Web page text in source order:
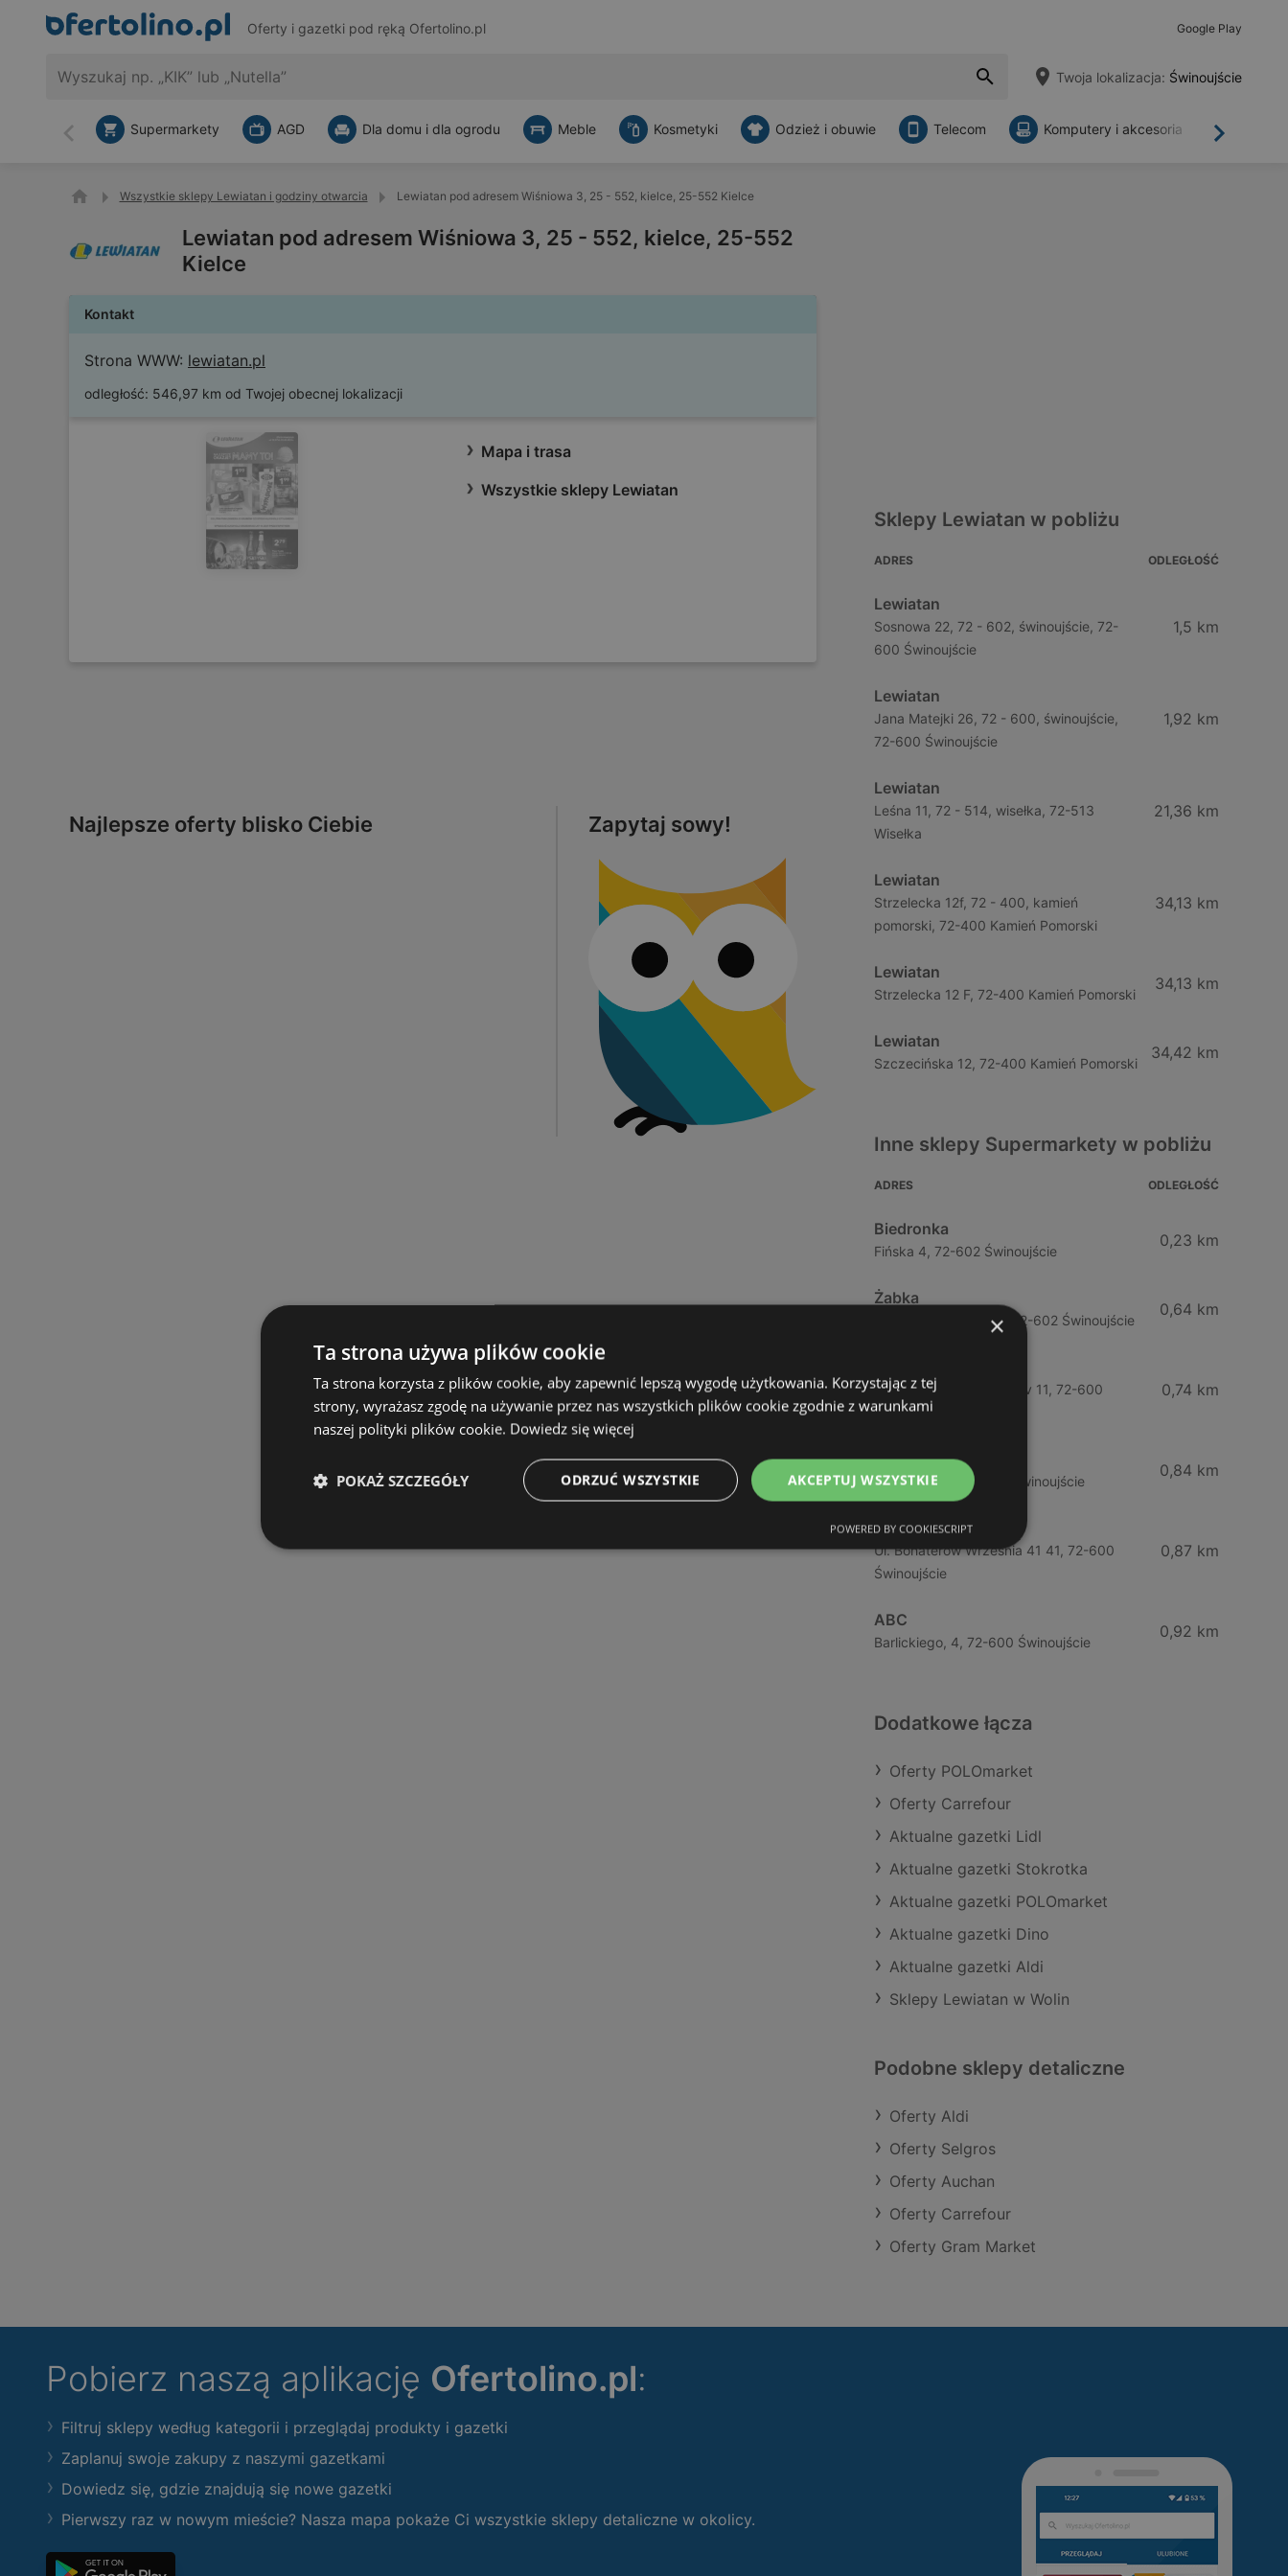
Oferty i gazetki pod ręką Ofertolino.pl Google Play
Twoja lokalizacja: Świnoujście
Wstecz Dalej
Supermarkety AGD Dla domu i dla ogrodu Meble Kosmetyki Odzież i obuwie Telecom Komputery i akcesoria
Wszystkie sklepy Lewiatan i godziny otwarcia Lewiatan pod adresem Wiśniowa 3, 25 - 552, kielce, 25-552 Kielce
Lewiatan pod adresem Wiśniowa 3, 25 - 552, kielce, 25-552
Kielce
Kontakt
Strona WWW: lewiatan.pl
odległość: 546,97 km od Twojej obecnej lokalizacji
Mapa i trasa
Wszystkie sklepy Lewiatan
Najlepsze oferty blisko Ciebie Zapytaj sowy!
Sklepy Lewiatan w pobliżu
ADRES ODLEGŁOŚĆ
Lewiatan
Sosnowa 22, 72 - 602, świnoujście, 72-
600 Świnoujście
1,5 km
Lewiatan
Jana Matejki 26, 72 - 600, świnoujście,
72-600 Świnoujście
1,92 km
Lewiatan
Leśna 11, 72 - 514, wisełka, 72-513
Wisełka
21,36 km
Lewiatan
Strzelecka 12f, 72 - 400, kamień
pomorski, 72-400 Kamień Pomorski
34,13 km
Lewiatan
Strzelecka 12 F, 72-400 Kamień Pomorski
34,13 km
Lewiatan
Szczecińska 12, 72-400 Kamień Pomorski
34,42 km
Inne sklepy Supermarkety w pobliżu
ADRES ODLEGŁOŚĆ
Biedronka
Fińska 4, 72-602 Świnoujście
0,23 km
Żabka
Ul. Barlickiego 4d / 2, 72-602 Świnoujście
0,64 km
Wybrzeze Władysława Iv 11, 72-600
Świnoujście
0,74 km
Biedronka
Chrobrego 9, 72-600 Świnoujście
0,84 km
Lidl
Ul. Bohaterów Września 41 41, 72-600
Świnoujście
0,87 km
ABC
Barlickiego, 4, 72-600 Świnoujście
0,92 km
Dodatkowe łącza
Oferty POLOmarket
Oferty Carrefour
Aktualne gazetki Lidl
Aktualne gazetki Stokrotka
Aktualne gazetki POLOmarket
Aktualne gazetki Dino
Aktualne gazetki Aldi
Sklepy Lewiatan w Wolin
Podobne sklepy detaliczne
Oferty Aldi
Oferty Selgros
Oferty Auchan
Oferty Carrefour
Oferty Gram Market
Pobierz naszą aplikację Ofertolino.pl:
Filtruj sklepy według kategorii i przeglądaj produkty i gazetki
Zaplanuj swoje zakupy z naszymi gazetkami
Dowiedz się, gdzie znajdują się nowe gazetki
Pierwszy raz w nowym mieście? Nasza mapa pokaże Ci wszystkie sklepy detaliczne w okolicy.
×
Ta strona używa plików cookie
Ta strona korzysta z plików cookie, aby zapewnić lepszą wygodę użytkowania. Korzystając z tej
strony, wyrażasz zgodę na używanie przez nas wszystkich plików cookie zgodnie z warunkami
naszej polityki plików cookie. Dowiedz się więcej
AKCEPTUJ WSZYSTKIE
ODRZUĆ WSZYSTKIE
POKAŻ SZCZEGÓŁY
POWERED BY COOKIESCRIPT